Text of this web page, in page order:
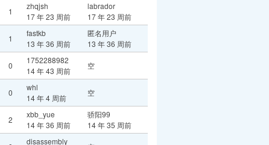
1
zhqjsh
17 年 23 周前
labrador
17 年 23 周前
1
fastkb
13 年 36 周前
匿名用户
13 年 36 周前
0
1752288982
14 年 43 周前
空
0
whl
14 年 4 周前
空
2
xbb_yue
14 年 36 周前
骄阳99
14 年 35 周前
disassembly